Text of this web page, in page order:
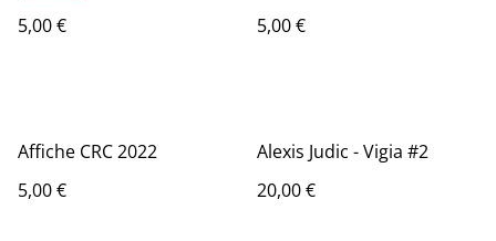
5,00 € 5,00 €
Affiche CRC 2022
5,00 €
Alexis Judic - Vigia #2
20,00 €